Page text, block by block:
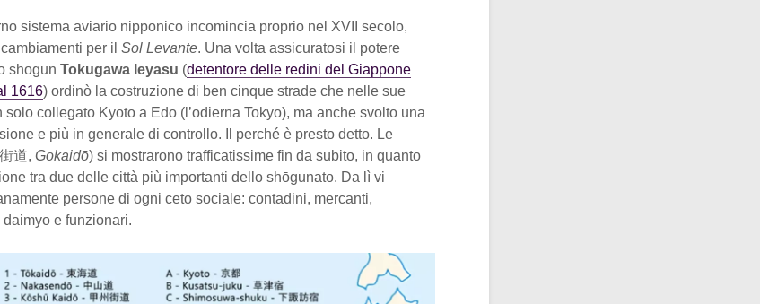
sistema aviario nipponico incomincia proprio nel XVII secolo,
per il Sol Levante. Una volta assicuratosi il potere
shōgun Tokugawa Ieyasu (detentore delle redini del Giappone
1616) ordinò la costruzione di ben cinque strade che nelle sue
solo collegato Kyoto a Edo (l’odierna Tokyo), ma anche svolto una
e più in generale di controllo. Il perché è presto detto. Le
道, Gokaidō) si mostrarono trafficatissime fin da subito, in quanto
tra due delle città più importanti dello shōgunato. Da lì vi
persone di ogni ceto sociale: contadini, mercanti,
e funzionari.